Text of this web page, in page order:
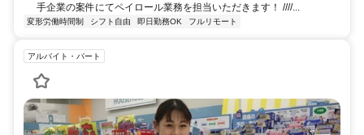
手企業の案件にてペイロール業務を担当いただきます！ ////...
変形労働時間制 シフト自由 即日勤務OK フルリモート
アルバイト・パート